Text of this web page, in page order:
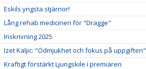
Eskils yngsta stjärnor!
Lång rehab medicinen för "Dragge"
Inskrivning 2025
Izet Kaljic: "Ödmjukhet och fokus på uppgiften"
Kraftigt förstärkt Ljungskile i premiären